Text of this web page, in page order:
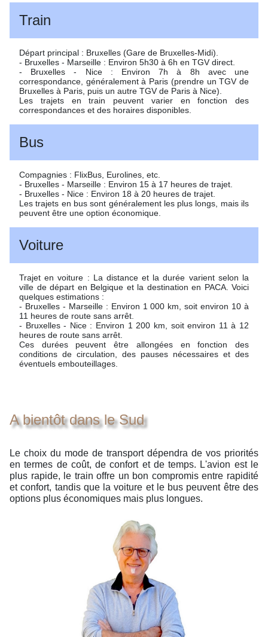
Train
Départ principal : Bruxelles (Gare de Bruxelles-Midi).
- Bruxelles - Marseille : Environ 5h30 à 6h en TGV direct.
- Bruxelles - Nice : Environ 7h à 8h avec une
correspondance, généralement à Paris (prendre un TGV de
Bruxelles à Paris, puis un autre TGV de Paris à Nice).
Les trajets en train peuvent varier en fonction des
correspondances et des horaires disponibles.
Bus
Compagnies : FlixBus, Eurolines, etc.
- Bruxelles - Marseille : Environ 15 à 17 heures de trajet.
- Bruxelles - Nice : Environ 18 à 20 heures de trajet.
Les trajets en bus sont généralement les plus longs, mais ils
peuvent être une option économique.
Voiture
Trajet en voiture : La distance et la durée varient selon la
ville de départ en Belgique et la destination en PACA. Voici
quelques estimations :
- Bruxelles - Marseille : Environ 1 000 km, soit environ 10 à
11 heures de route sans arrêt.
- Bruxelles - Nice : Environ 1 200 km, soit environ 11 à 12
heures de route sans arrêt.
Ces durées peuvent être allongées en fonction des
conditions de circulation, des pauses nécessaires et des
éventuels embouteillages.
A bientôt dans le Sud
Le choix du mode de transport dépendra de vos priorités
en termes de coût, de confort et de temps. L'avion est le
plus rapide, le train offre un bon compromis entre rapidité
et confort, tandis que la voiture et le bus peuvent être des
options plus économiques mais plus longues.